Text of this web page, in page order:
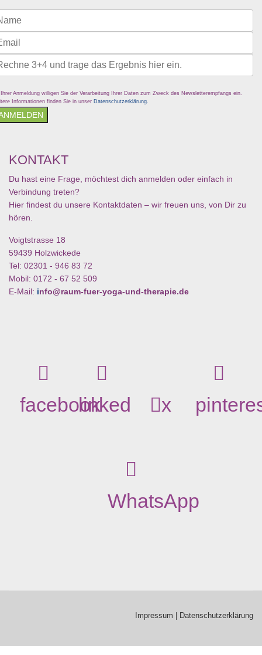
Anmeldung willigen Sie der Verarbeitung Ihrer Daten zum Zweck des Newsletterempfangs ein.
Informationen finden Sie in unser Datenschutzerklärung.
KONTAKT
Du hast eine Frage, möchtest dich anmelden oder einfach in
Verbindung treten?
Hier findest du unsere Kontaktdaten – wir freuen uns, von Dir zu
hören.
Voigtstrasse 18
59439 Holzwickede
Tel: 02301 - 946 83 72
Mobil: 0172 - 67 52 509
E-Mail: info@raum-fuer-yoga-und-therapie.de
facebooklinked x
WhatsApp
Impressum Datenschutzerklärung